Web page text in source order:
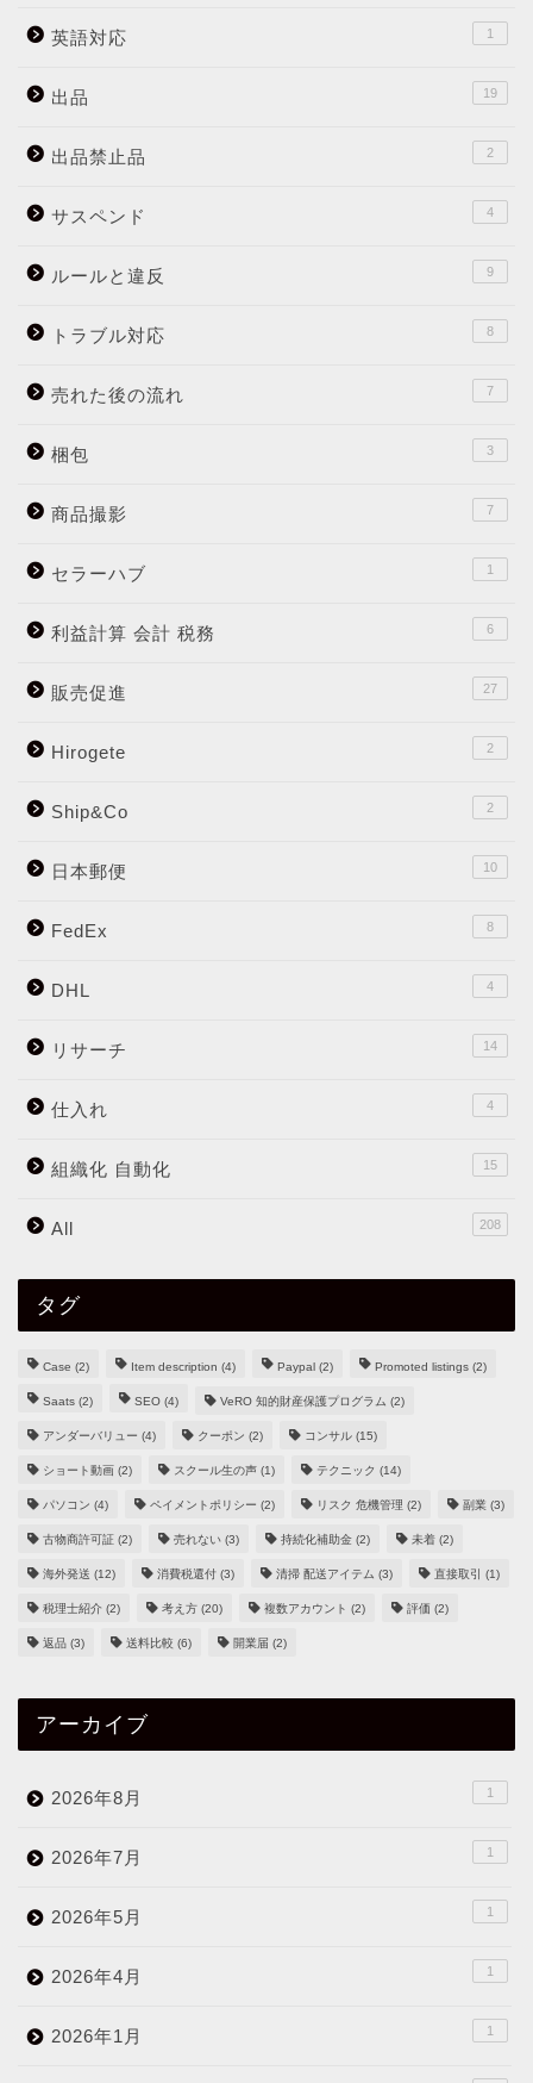
英語対応 1
出品 19
出品禁止品 2
サスペンド 4
ルールと違反 9
トラブル対応 8
売れた後の流れ 7
梱包 3
商品撮影 7
セラーハブ 1
利益計算 会計 税務 6
販売促進 27
Hirogete 2
Ship&Co 2
日本郵便 10
FedEx 8
DHL 4
リサーチ 14
仕入れ 4
組織化 自動化 15
All 208
タグ
Case (2) Item description (4) Paypal (2) Promoted listings (2)
Saats (2) SEO (4) VeRO 知的財産保護プログラム (2)
アンダーバリュー (4) クーポン (2) コンサル (15)
ショート動画 (2) スクール生の声 (1) テクニック (14)
パソコン (4) ペイメントポリシー (2) リスク 危機管理 (2) 副業 (3)
古物商許可証 (2) 売れない (3) 持続化補助金 (2) 未着 (2)
海外発送 (12) 消費税還付 (3) 清掃 配送アイテム (3) 直接取引 (1)
税理士紹介 (2) 考え方 (20) 複数アカウント (2) 評価 (2)
返品 (3) 送料比較 (6) 開業届 (2)
アーカイブ
2026年8月 1
2026年7月 1
2026年5月 1
2026年4月 1
2026年1月 1